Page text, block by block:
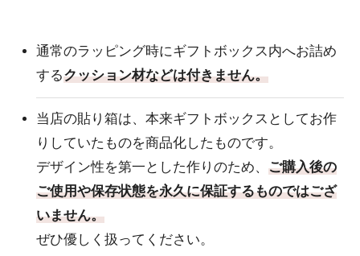
通常のラッピング時にギフトボックス内へお詰め
するクッション材などは付きません。
当店の貼り箱は、本来ギフトボックスとしてお作
りしていたものを商品化したものです。
デザイン性を第一とした作りのため、 ご購入後の
ご使用や保存状態を永久に保証するものではござ
いません。
ぜひ優しく扱ってください。